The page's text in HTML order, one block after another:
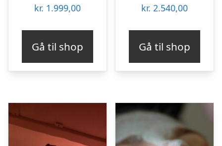
kr. 1.999,00
Gå til shop
kr. 2.540,00
Gå til shop